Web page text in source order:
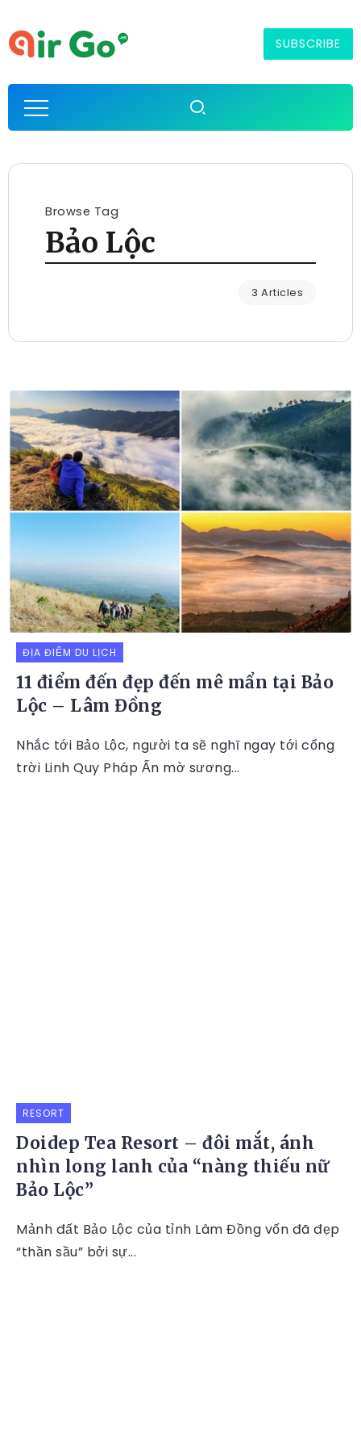
SUBSCRIBE
Browse Tag
Bảo Lộc
3 Articles
ĐỊA ĐIỂM DU LỊCH
11 điểm đến đẹp đến mê mẩn tại Bảo
Lộc – Lâm Đồng
Nhắc tới Bảo Lộc, người ta sẽ nghĩ ngay tới cổng
trời Linh Quy Pháp Ấn mờ sương...
RESORT
Doidep Tea Resort – đôi mắt, ánh
nhìn long lanh của “nàng thiếu nữ
Bảo Lộc”
Mảnh đất Bảo Lộc của tỉnh Lâm Đồng vốn đã đẹp
“thần sầu” bởi sự...